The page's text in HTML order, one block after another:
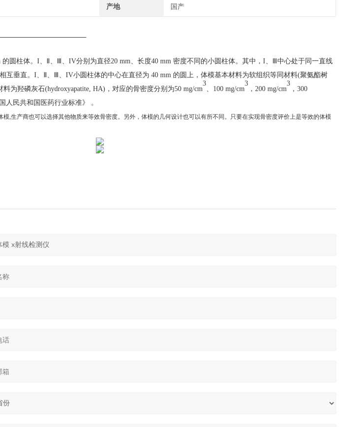
产地 国产
的圆柱体。I、Ⅱ、Ⅲ、IV分别为直径20 mm、长度40 mm 密度不同的小圆柱体。其中，I、Ⅲ中心处于同一直线
互垂直。I、Ⅱ、Ⅲ、IV小圆柱体的中心在直径为 40 mm 的圆上，体模基本材料为软组织等同材料(聚氨酯树
为羟磷灰石(hydroxyapatite, HA)，对应的骨密度分别为50 mg/cm
3
、 100 mg/cm
3
， 200 mg/cm
3
， 300
人民共和国医药行业标准》 。
模,生产商也可以选择其他物质来等效骨密度。另外，体模的几何设计也可以有所不同。只要在实现骨密度评价上是等效的体模